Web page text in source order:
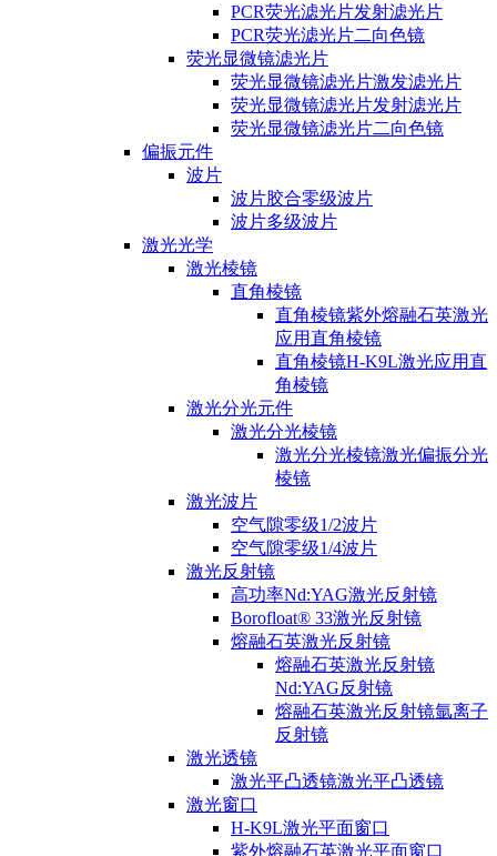
PCR荧光滤光片发射滤光片
PCR荧光滤光片二向色镜
荧光显微镜滤光片
荧光显微镜滤光片激发滤光片
荧光显微镜滤光片发射滤光片
荧光显微镜滤光片二向色镜
偏振元件
波片
波片胶合零级波片
波片多级波片
激光光学
激光棱镜
直角棱镜
直角棱镜紫外熔融石英激光
应用直角棱镜
直角棱镜H-K9L激光应用直
角棱镜
激光分光元件
激光分光棱镜
激光分光棱镜激光偏振分光
棱镜
激光波片
空气隙零级1/2波片
空气隙零级1/4波片
激光反射镜
高功率Nd:YAG激光反射镜
Borofloat® 33激光反射镜
熔融石英激光反射镜
熔融石英激光反射镜
Nd:YAG反射镜
熔融石英激光反射镜氩离子
反射镜
激光透镜
激光平凸透镜激光平凸透镜
激光窗口
H-K9L激光平面窗口
紫外熔融石英激光平面窗口